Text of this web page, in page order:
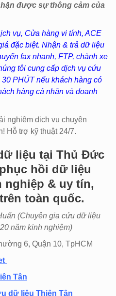
được sự thông cảm của
vụ, Cửa hàng vi tính, ACE
đặc biệt. Nhận & trả dữ liệu
fax nhanh, FTP, chành xe
tôi cung cấp dịch vụ cứu
PHÚT nếu khách hàng có
hàng cá nhân và doanh
nghiệm dịch vụ chuyên
Hỗ trợ kỹ thuật 24/7.
liệu tại Thủ Đức
hồi dữ liệu
nghiệp & uy tín,
toàn quốc.
(Chuyên gia cứu dữ liệu
năm kinh nghiệm)
6, Quận 10, TpHCM
Tân
dữ liệu Thiên Tân